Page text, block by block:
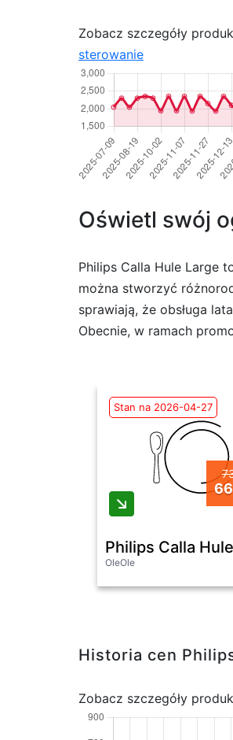
Zobacz szczegóły
sterowanie
Oświetl swój
Philips Calla Hule Large
można stworzyć
sprawiają, że obsługa
Obecnie, w ramach
Stan na 2026-04-27
Philips Calla
OleOle
Historia cen
Zobacz szczegóły